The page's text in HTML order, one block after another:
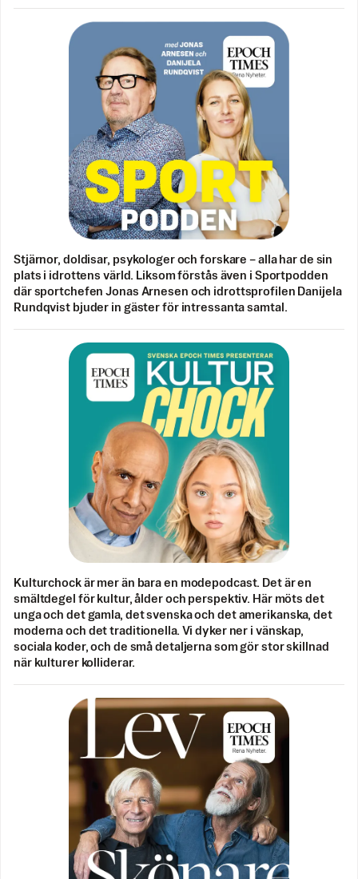
Stjärnor, doldisar, psykologer och forskare – alla har de sin
plats i idrottens värld. Liksom förstås även i Sportpodden
där sportchefen Jonas Arnesen och idrottsprofilen Danijela
Rundqvist bjuder in gäster för intressanta samtal.
Kulturchock är mer än bara en modepodcast. Det är en
smältdegel för kultur, ålder och perspektiv. Här möts det
unga och det gamla, det svenska och det amerikanska, det
moderna och det traditionella. Vi dyker ner i vänskap,
sociala koder, och de små detaljerna som gör stor skillnad
när kulturer kolliderar.